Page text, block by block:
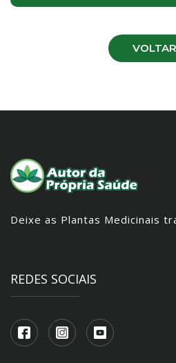
VOLTAR
Deixe as Plantas Medicinais
REDES SOCIAIS